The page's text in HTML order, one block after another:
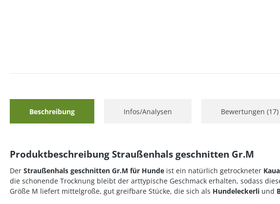
Beschreibung Infos/Analysen Bewertungen (17)
Produktbeschreibung Straußenhals geschnitten Gr.M
Der Straußenhals geschnitten Gr.M für Hunde ist ein natürlich getrockneter
die schonende Trocknung bleibt der arttypische Geschmack erhalten, sodass
Größe M liefert mittelgroße, gut greifbare Stücke, die sich als Hundeleckerli und